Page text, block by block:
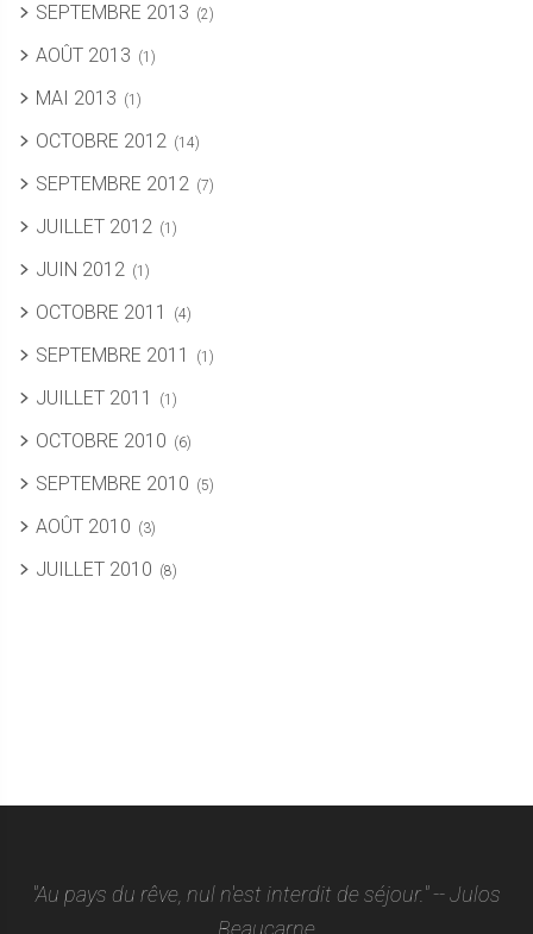
SEPTEMBRE 2013 (2)
AOÛT 2013 (1)
MAI 2013 (1)
OCTOBRE 2012 (14)
SEPTEMBRE 2012 (7)
JUILLET 2012 (1)
JUIN 2012 (1)
OCTOBRE 2011 (4)
SEPTEMBRE 2011 (1)
JUILLET 2011 (1)
OCTOBRE 2010 (6)
SEPTEMBRE 2010 (5)
AOÛT 2010 (3)
JUILLET 2010 (8)
"Au pays du rêve, nul n'est interdit de séjour." -- Julos